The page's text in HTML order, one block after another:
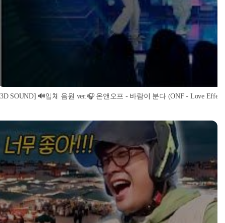
SOUND] 🔊입체 음원 ver.🎧 온앤오프 - 바람이 분다 (ONF - Love Effect)